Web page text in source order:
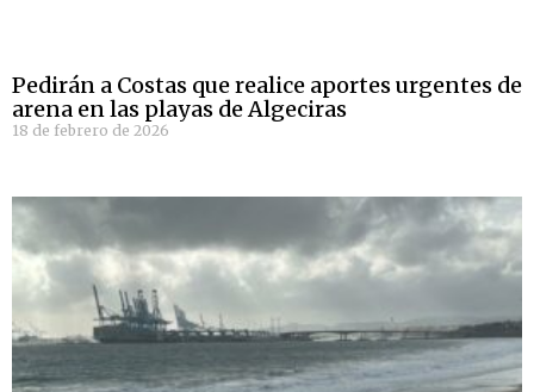
Pedirán a Costas que realice aportes urgentes de
arena en las playas de Algeciras
18 de febrero de 2026